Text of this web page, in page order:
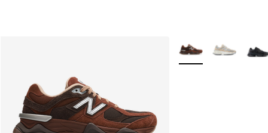
Meer kleuren